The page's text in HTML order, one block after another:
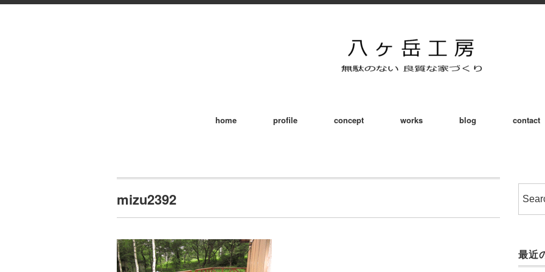
home profile concept works blog contact
mizu2392
最近